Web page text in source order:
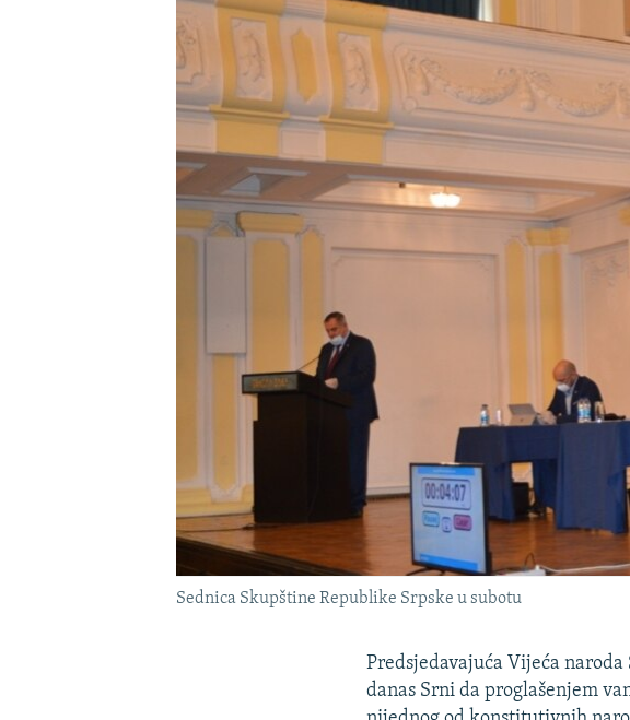
GENOCID U SREBRENICI
POPLAVE I KLIZIŠTA U BIH 2024.
TRI DECENIJE OD RATA U BIH
Sednica Skupštine Republike Srpske u subotu
Predsjedavajuća Vijeća
danas Srni da proglašenjem